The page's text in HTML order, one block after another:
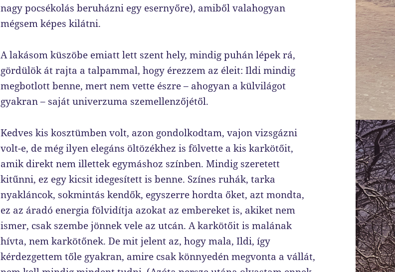
nagy pocsékolás beruházni egy esernyőre), amiből valahogyan
mégsem képes kilátni.
A lakásom küszöbe emiatt lett szent hely, mindig puhán lépek rá,
gördülök át rajta a talpammal, hogy érezzem az éleit: Ildi mindig
megbotlott benne, mert nem vette észre – ahogyan a külvilágot
gyakran – saját univerzuma szemellenzőjétől.
Kedves kis kosztümben volt, azon gondolkodtam, vajon vizsgázni
volt-e, de még ilyen elegáns öltözékhez is fölvette a kis karkötőit,
amik direkt nem illettek egymáshoz színben. Mindig szeretett
kitűnni, ez egy kicsit idegesített is benne. Színes ruhák, tarka
nyakláncok, sokmintás kendők, egyszerre hordta őket, azt mondta,
ez az áradó energia fölvidítja azokat az embereket is, akiket nem
ismer, csak szembe jönnek vele az utcán. A karkötőit is malának
hívta, nem karkötőnek. De mit jelent az, hogy mala, Ildi, így
kérdezgettem tőle gyakran, amire csak könnyedén megvonta a vállát,